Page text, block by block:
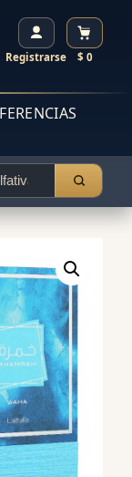
Registrarse $ 0